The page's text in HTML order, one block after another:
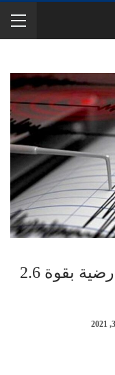
إقليم ورزازات يسجل هزة أرضية بقوة 2.6